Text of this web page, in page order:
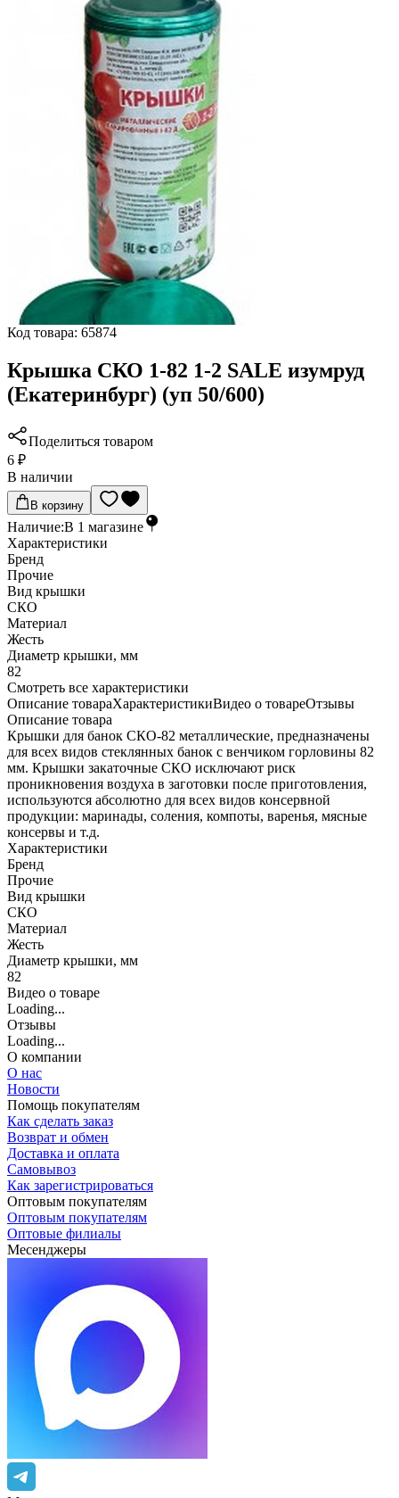
Код товара: 65874
Крышка СКО 1-82 1-2 SALE изумруд
(Екатеринбург) (уп 50/600)
Поделиться товаром
6 ₽
В наличии
В корзину
Наличие:В 1 магазине
Характеристики
Бренд
Прочие
Вид крышки
СКО
Материал
Жесть
Диаметр крышки, мм
82
Cмотреть все характеристики
Описание товараХарактеристикиВидео о товареОтзывы
Описание товара
Крышки для банок СКО-82 металлические, предназначены
для всех видов стеклянных банок с венчиком горловины 82
мм. Крышки закаточные СКО исключают риск
проникновения воздуха в заготовки после приготовления,
используются абсолютно для всех видов консервной
продукции: маринады, соления, компоты, варенья, мясные
консервы и т.д.
Характеристики
Бренд
Прочие
Вид крышки
СКО
Материал
Жесть
Диаметр крышки, мм
82
Видео о товаре
Loading...
Отзывы
Loading...
О компании
О нас
Новости
Помощь покупателям
Как сделать заказ
Возврат и обмен
Доставка и оплата
Самовывоз
Как зарегистрироваться
Оптовым покупателям
Оптовым покупателям
Оптовые филиалы
Месенджеры